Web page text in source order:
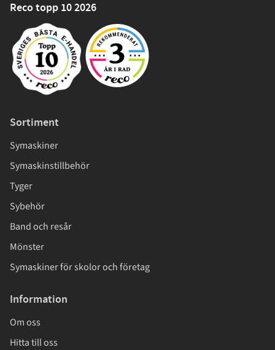
Reco topp 10 2026
Sortiment
Symaskiner
Symaskinstillbehör
Tyger
Sybehör
Band och resår
Mönster
Symaskiner för skolor och företag
Information
Om oss
Hitta till oss